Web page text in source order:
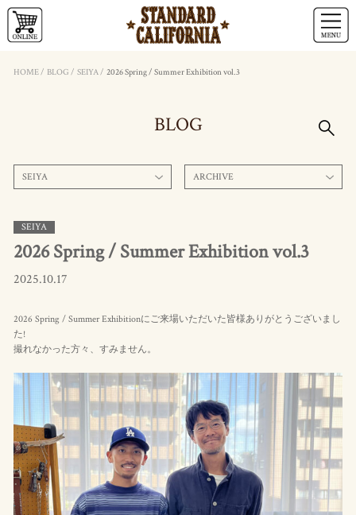
HOME/ BLOG / SEIYA/ 2026 Spring / Summer Exhibition vol.3
BLOG
SEIYA ARCHIVE
SEIYA
2026 Spring / Summer Exhibition vol.3
2025.10.17
2026 Spring / Summer Exhibitionにご来場いただいた皆様ありがとうございまし
た!
撮れなかった方々、すみません。